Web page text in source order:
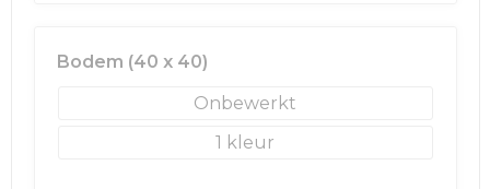
Bodem (40 x 40)
Onbewerkt
1